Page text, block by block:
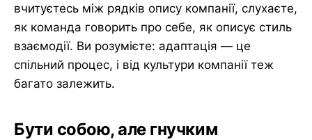
вчитуєтесь між рядків опису компанії, слухаєте,
як команда говорить про себе, як описує стиль
взаємодії. Ви розумієте: адаптація — це
спільний процес, і від культури компанії теж
багато залежить.
Бути собою, але гнучким